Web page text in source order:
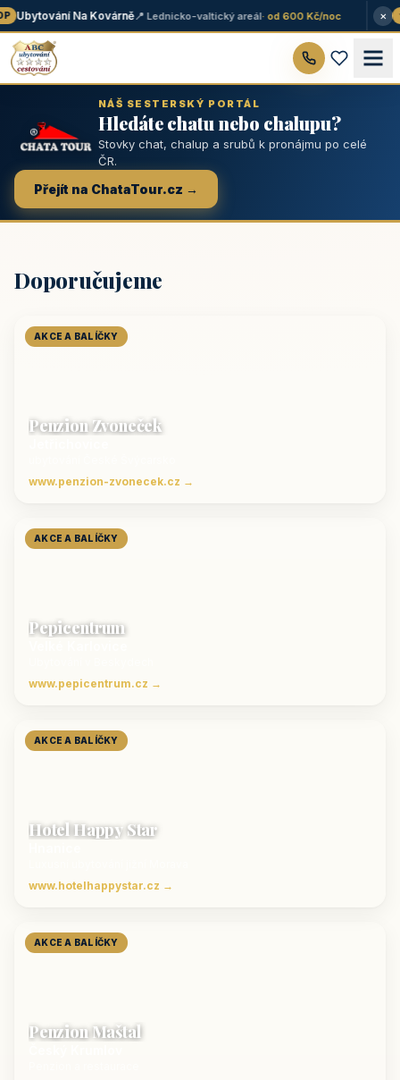
Ubytování Na Kovárně📍 Lednicko-valtický areál· od 600 Kč/noc ★
×
NÁŠ SESTERSKÝ PORTÁL
Hledáte chatu nebo chalupu?
Stovky chat, chalup a srubů k pronájmu po celé
ČR.
Přejít na ChataTour.cz →
Doporučujeme
AKCE A BALÍČKY
Penzion Zvoneček
www.penzion-zvonecek.cz →
AKCE A BALÍČKY
Pepicentrum
www.pepicentrum.cz →
AKCE A BALÍČKY
Hotel Happy Star
www.hotelhappystar.cz →
AKCE A BALÍČKY
Penzion Maštal